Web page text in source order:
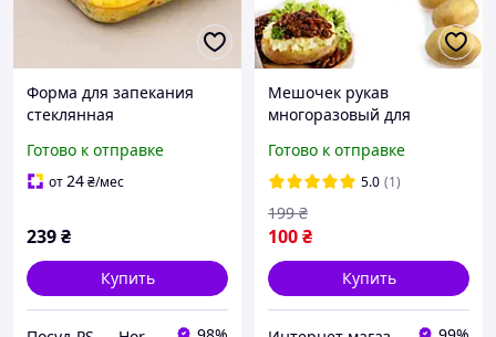
Форма для запекания
стеклянная
Diamonds
Готово к отправке
от24₴/мес
239₴
Купить
Мешочек рукав
многоразовый для
картошки в
микроволновке. Пакеты
для запекания кукурузы
Готово к отправке
5.0 (1)
100₴
199 ₴
Купить